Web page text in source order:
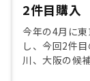
2件目購入
今年の4月に
し、今回2件
川、大阪の候